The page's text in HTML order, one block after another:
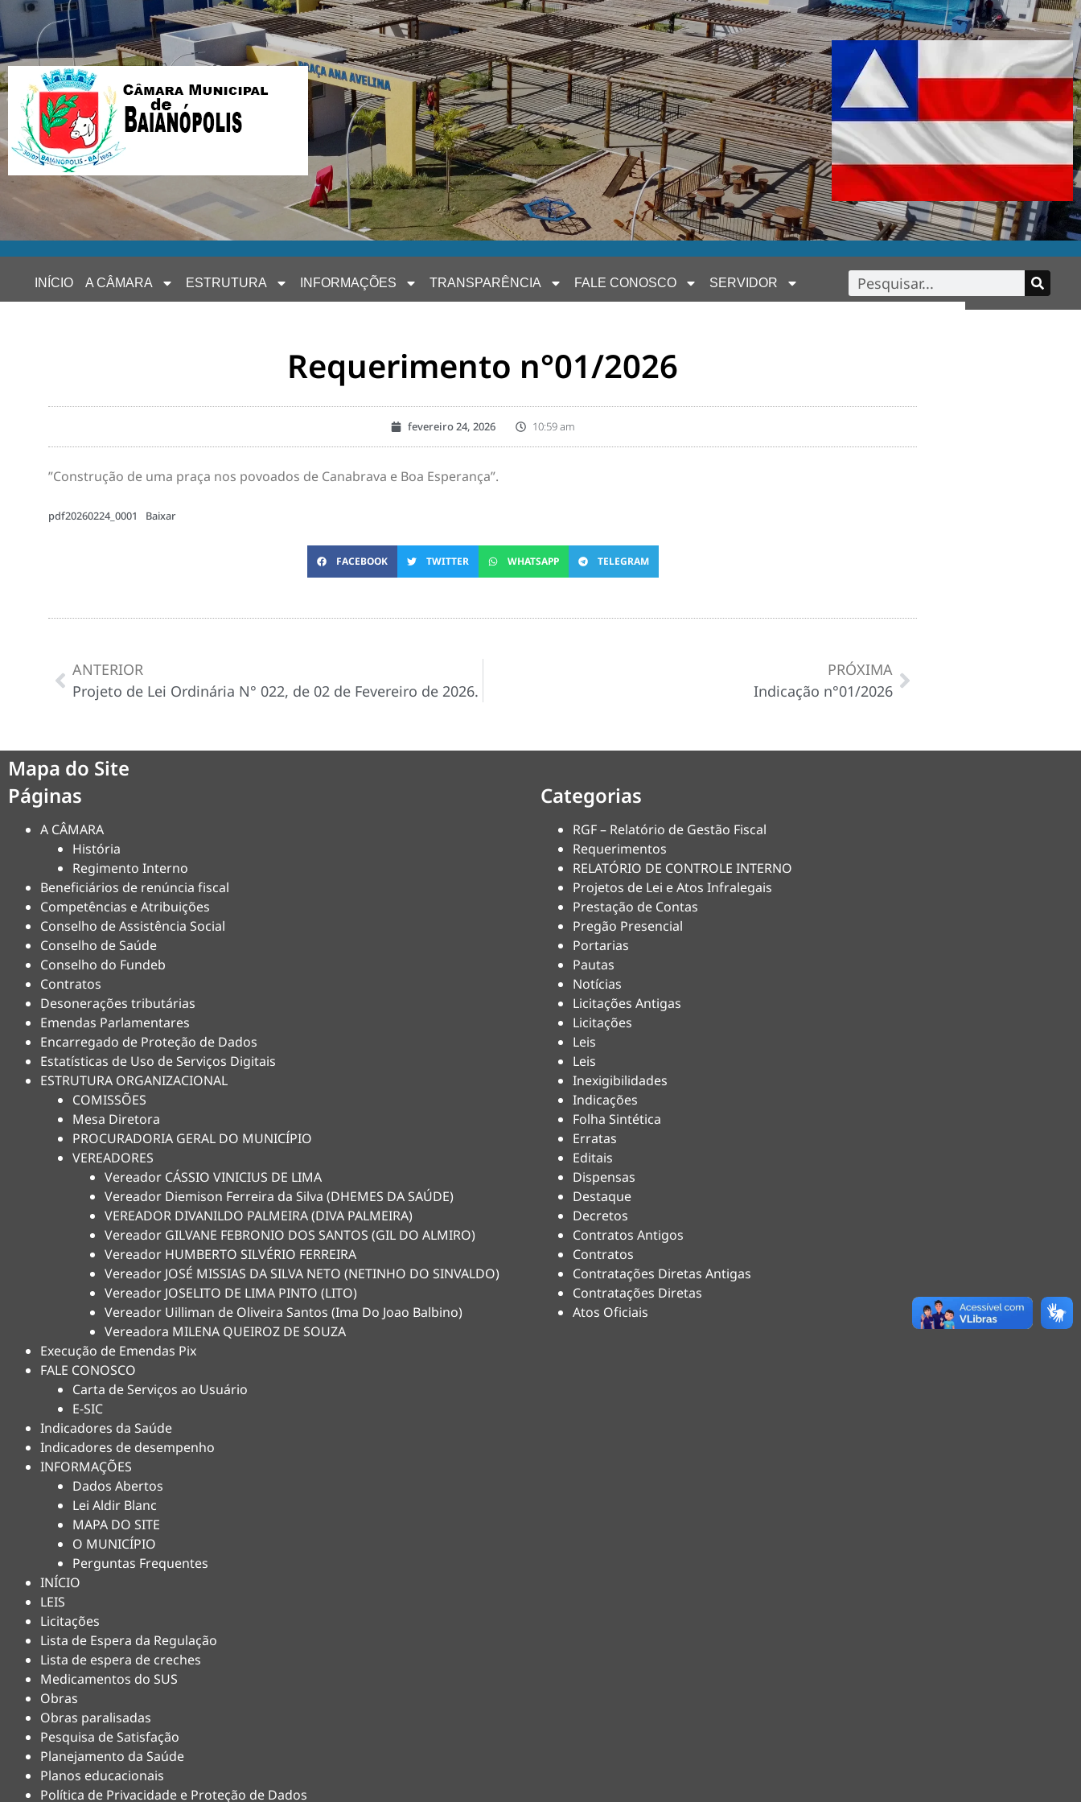
INÍCIO A CÂMARA ESTRUTURA INFORMAÇÕES TRANSPARÊNCIA FALE CONOSCO SERVIDOR
Requerimento n°01/2026
fevereiro 24, 2026 10:59 am
”Construção de uma praça nos povoados de Canabrava e Boa Esperança”.
pdf20260224_0001 Baixar
FACEBOOK TWITTER WHATSAPP TELEGRAM
ANTERIOR
Projeto de Lei Ordinária N° 022, de 02 de Fevereiro de 2026.
PRÓXIMA
Indicação n°01/2026
Mapa do Site
Páginas
A CÂMARA
História
Regimento Interno
Beneficiários de renúncia fiscal
Competências e Atribuições
Conselho de Assistência Social
Conselho de Saúde
Conselho do Fundeb
Contratos
Desonerações tributárias
Emendas Parlamentares
Encarregado de Proteção de Dados
Estatísticas de Uso de Serviços Digitais
ESTRUTURA ORGANIZACIONAL
COMISSÕES
Mesa Diretora
PROCURADORIA GERAL DO MUNICÍPIO
VEREADORES
Vereador CÁSSIO VINICIUS DE LIMA
Vereador Diemison Ferreira da Silva (DHEMES DA SAÚDE)
VEREADOR DIVANILDO PALMEIRA (DIVA PALMEIRA)
Vereador GILVANE FEBRONIO DOS SANTOS (GIL DO ALMIRO)
Vereador HUMBERTO SILVÉRIO FERREIRA
Vereador JOSÉ MISSIAS DA SILVA NETO (NETINHO DO SINVALDO)
Vereador JOSELITO DE LIMA PINTO (LITO)
Vereador Uilliman de Oliveira Santos (Ima Do Joao Balbino)
Vereadora MILENA QUEIROZ DE SOUZA
Execução de Emendas Pix
FALE CONOSCO
Carta de Serviços ao Usuário
E-SIC
Indicadores da Saúde
Indicadores de desempenho
INFORMAÇÕES
Dados Abertos
Lei Aldir Blanc
MAPA DO SITE
O MUNICÍPIO
Perguntas Frequentes
INÍCIO
LEIS
Licitações
Lista de Espera da Regulação
Lista de espera de creches
Medicamentos do SUS
Obras
Obras paralisadas
Pesquisa de Satisfação
Planejamento da Saúde
Planos educacionais
Política de Privacidade e Proteção de Dados
Categorias
RGF – Relatório de Gestão Fiscal
Requerimentos
RELATÓRIO DE CONTROLE INTERNO
Projetos de Lei e Atos Infralegais
Prestação de Contas
Pregão Presencial
Portarias
Pautas
Notícias
Licitações Antigas
Licitações
Leis
Leis
Inexigibilidades
Indicações
Folha Sintética
Erratas
Editais
Dispensas
Destaque
Decretos
Contratos Antigos
Contratos
Contratações Diretas Antigas
Contratações Diretas
Atos Oficiais